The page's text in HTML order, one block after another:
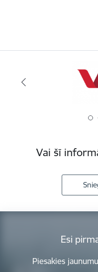
Vai šī
Esi
Piesakies